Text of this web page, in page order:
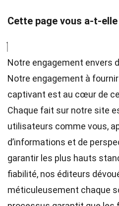
Cette page vous a-t-
Notre engagement envers
Notre engagement à
captivant est au cœur de
Chaque fait sur notre site
utilisateurs comme vous,
d’informations et de
garantir les plus hauts
fiabilité, nos éditeurs
méticuleusement chaque